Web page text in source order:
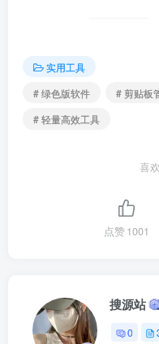
实用工具
# 绿色版软件
# 剪贴板
# 轻量高效工具
喜
点赞1001
搜源站
0